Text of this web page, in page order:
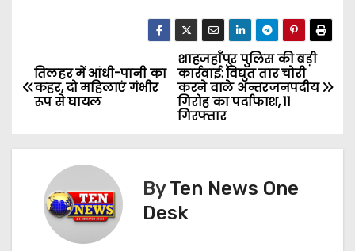
P
o
शाहजहाँपुर पुलिस की बड़ी
कार्रवाई: विद्युत तार चोरी
करने वाले अन्तरजनपदीय
गिरोह का पर्दाफाश, 11
गिरफ्तार
तिलहर में आंधी-पानी का
कहर, दो महिलाएं गंभीर
रूप से घायल
ByTen News One
Desk